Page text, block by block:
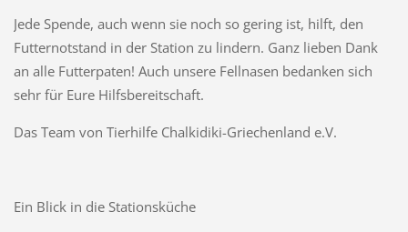
Jede Spende, auch wenn sie noch so gering ist, hilft, den
Futternotstand in der Station zu lindern. Ganz lieben Dank
an alle Futterpaten! Auch unsere Fellnasen bedanken sich
sehr für Eure Hilfsbereitschaft.
Das Team von Tierhilfe Chalkidiki-Griechenland e.V.
Ein Blick in die Stationsküche